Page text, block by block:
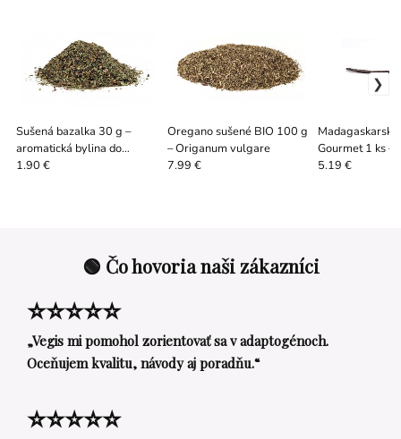
Sušená bazalka 30 g –
aromatická bylina do
omáčok a pesta
1.90 €
Oregano sušené BIO 100 g
– Origanum vulgare
7.99 €
Gourmet 1 ks –
vanilkový struk
5.19 €
🟢 Čo hovoria naši zákazníci
⭐⭐⭐⭐⭐
„Vegis mi pomohol zorientovať sa v adaptogénoch.
Oceňujem kvalitu, návody aj poradňu.“
⭐⭐⭐⭐⭐